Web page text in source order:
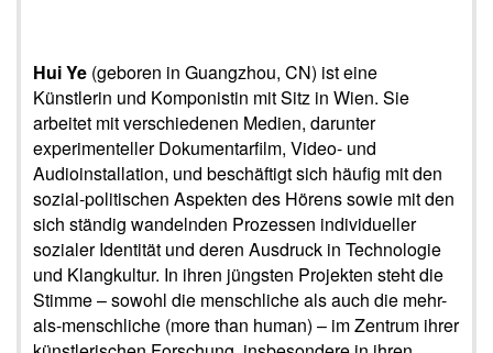
Hui Ye (geboren in Guangzhou, CN) ist eine
Künstlerin und Komponistin mit Sitz in Wien. Sie
arbeitet mit verschiedenen Medien, darunter
experimenteller Dokumentarfilm, Video- und
Audioinstallation, und beschäftigt sich häufig mit den
sozial-politischen Aspekten des Hörens sowie mit den
sich ständig wandelnden Prozessen individueller
sozialer Identität und deren Ausdruck in Technologie
und Klangkultur. In ihren jüngsten Projekten steht die
Stimme – sowohl die menschliche als auch die mehr-
als-menschliche (more than human) – im Zentrum ihrer